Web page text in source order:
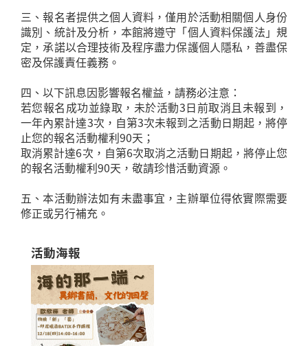
三、報名者提供之個人資料，僅用於活動相關個人身份
識別、統計及分析，本館將遵守「個人資料保護法」規
定，承諾以合理技術及程序盡力保護個人隱私，善盡保
密及保護責任義務。
四、以下訊息因影響報名權益，請務必注意：
若您報名成功並錄取，未於活動3日前取消且未報到，
一年內累計達3次，自第3次未報到之活動日期起，將停
止您的報名活動權利90天；
取消累計達6次，自第6次取消之活動日期起，將停止您
的報名活動權利90天，敬請珍惜活動資源。
五、本活動辦法如有未盡事宜，主辦單位得依實際需要
修正或另行補充。
活動海報